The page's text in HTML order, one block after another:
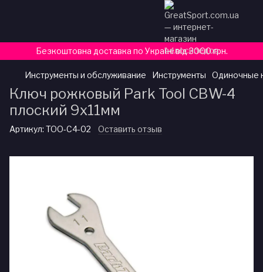
Безкоштовна доставка по Україні від 3000 грн.
Инструменты и обслуживание Инструменты Одиночные
Ключ рожковый Park Tool CBW-4
плоский 9х11мм
Артикул: TOO-C4-02 Оставить отзыв